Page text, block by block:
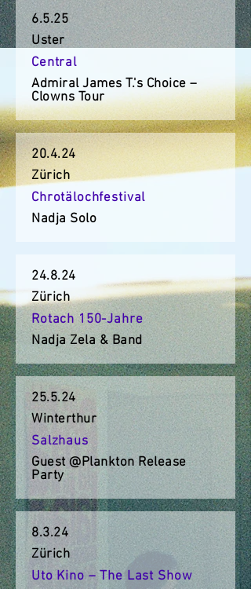
6.5.25
Uster
Central
Admiral James T.'s Choice –
Clowns Tour
20.4.24
Zürich
Chrotälochfestival
Nadja Solo
24.8.24
Zürich
Rotach 150-Jahre
Nadja Zela & Band
25.5.24
Winterthur
Salzhaus
Guest @Plankton Release
Party
8.3.24
Zürich
Uto Kino – The Last Show